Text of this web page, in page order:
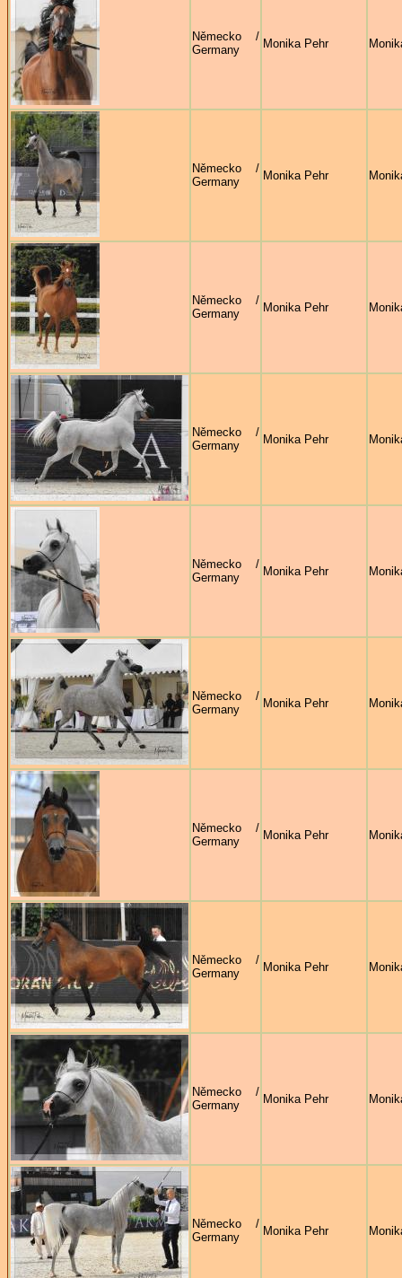
Německo /
Germany
Monika Pehr
Německo /
Germany
Monika Pehr
Německo /
Germany
Monika Pehr
Německo /
Germany
Monika Pehr
Německo /
Germany
Monika Pehr
Německo /
Germany
Monika Pehr
Německo /
Germany
Monika Pehr
Německo /
Germany
Monika Pehr
Německo /
Germany
Monika Pehr
Německo /
Germany
Monika Pehr